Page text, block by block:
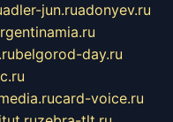
adler-jun.ruadonyev.ru
belgorod-day.ru
card-voice.ru